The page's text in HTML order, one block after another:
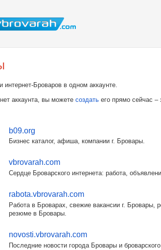
интернет-Броваров в одном аккаунте.
аккаунта, вы можете создать его прямо сейчас –
b09.org
Бизнес каталог, афиша, компании г. Бровары.
vbrovarah.com
Сердце Броварского интернета: работа,
rabota.vbrovarah.com
Работа в Броварах, свежие вакансии г. Бровары,
резюме в Бровары.
novosti.vbrovarah.com
Последние новости города Бровары и броварского